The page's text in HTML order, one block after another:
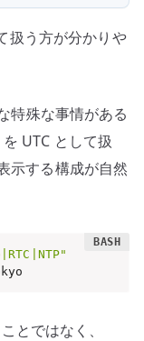
扱う方が分かりや
特殊な事情がある
UTC として扱
示する構成が自然
とではなく、